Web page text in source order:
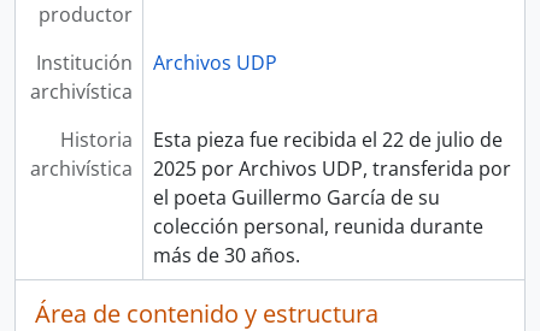
productor
Institución
archivística
Archivos UDP
Historia
archivística
Esta pieza fue recibida el 22 de julio de
2025 por Archivos UDP, transferida por
el poeta Guillermo García de su
colección personal, reunida durante
más de 30 años.
Área de contenido y estructura